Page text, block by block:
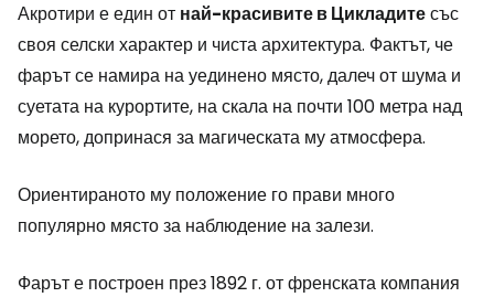
Акротири е един от най-красивите в Цикладитесъс
своя селски характер и чиста архитектура. Фактът, че
фарът се намира на уединено място, далеч от шума и
суетата на курортите, на скала на почти 100 метра над
морето, допринася за магическата му атмосфера.
Ориентираното му положение го прави много
популярно място за наблюдение на залези.
Фарът е построен през 1892 г. от френската компания